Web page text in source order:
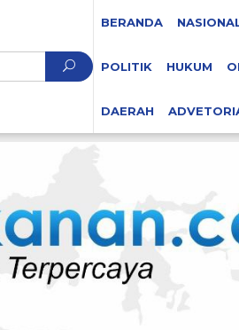
BERANDA
POLITIK HUKUM
DAERAH